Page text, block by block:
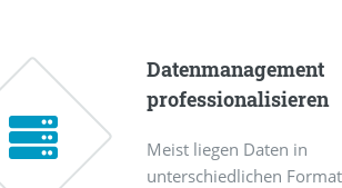
Datenmanagement
professionalisieren
Meist liegen Daten in
unterschiedlichen